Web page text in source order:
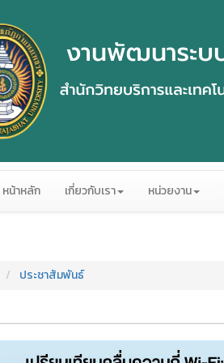
หน้าหลัก เกี่ยวกับเรา หน่วยงาน
ประชาสัมพันธ์